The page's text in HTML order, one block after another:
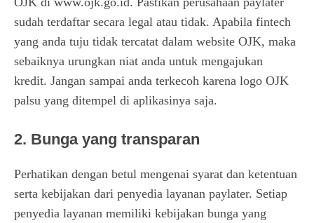
sudah terdaftar secara legal atau tidak. Apabila fintech
yang anda tuju tidak tercatat dalam website OJK, maka
sebaiknya urungkan niat anda untuk mengajukan
kredit. Jangan sampai anda terkecoh karena logo OJK
palsu yang ditempel di aplikasinya saja.
2. Bunga yang transparan
Perhatikan dengan betul mengenai syarat dan ketentuan
serta kebijakan dari penyedia layanan paylater. Setiap
penyedia layanan memiliki kebijakan bunga yang